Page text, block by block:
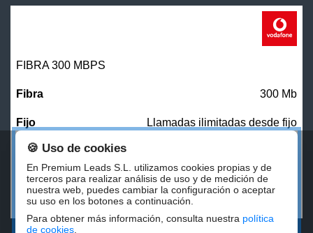
FIBRA 300 MBPS
300 Mb
Llamadas ilimitadas desde fijo
27,00 €/mes
CONTRATAR
🍪 Uso de cookies
En Premium Leads S.L. utilizamos cookies propias y de
terceros para realizar análisis de uso y de medición de
nuestra web, puedes cambiar la configuración o aceptar
su uso en los botones a continuación.
Para obtener más información, consulta nuestra política
de cookies